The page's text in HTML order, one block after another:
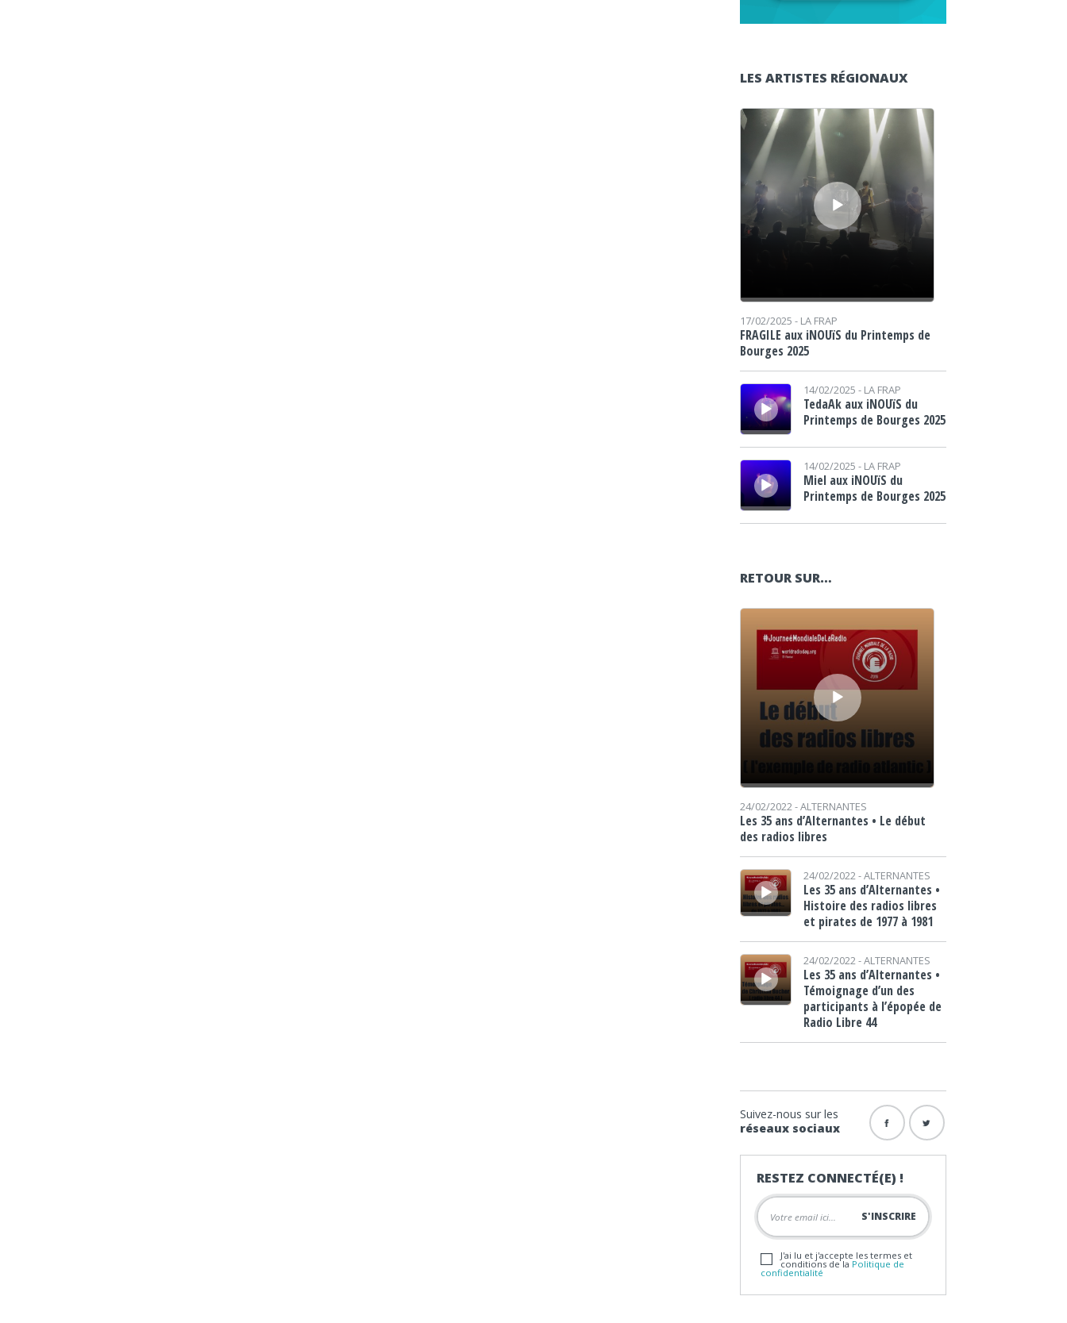
LES ARTISTES RÉGIONAUX
Lecteur audio
17/02/2025 - LA FRAP
FRAGILE aux iNOUïS du Printemps de
Bourges 2025
Lecteur audio
14/02/2025 - LA FRAP
TedaAk aux iNOUïS du
Printemps de Bourges 2025
Lecteur audio 14/02/2025 - LA FRAP
Miel aux iNOUïS du
Printemps de Bourges 2025
RETOUR SUR…
Lecteur audio
24/02/2022 -ALTERNANTES
Les 35 ans d’Alternantes • Le début
des radios libres
Lecteur audio
24/02/2022 -ALTERNANTES
Les 35 ans d’Alternantes •
Histoire des radios libres
et pirates de 1977 à 1981
Lecteur audio
24/02/2022 -ALTERNANTES
Les 35 ans d’Alternantes •
Témoignage d’un des
participants à l’épopée de
Radio Libre 44
Suivez-nous sur les
réseaux sociaux
RESTEZ CONNECTÉ(E) !
J'ai lu et j'accepte les termes et
conditions de la Politique de
confidentialité